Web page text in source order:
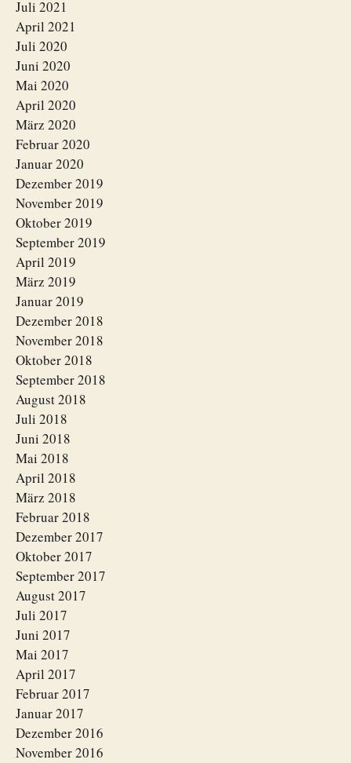
Juli 2021
April 2021
Juli 2020
Juni 2020
Mai 2020
April 2020
März 2020
Februar 2020
Januar 2020
Dezember 2019
November 2019
Oktober 2019
September 2019
April 2019
März 2019
Januar 2019
Dezember 2018
November 2018
Oktober 2018
September 2018
August 2018
Juli 2018
Juni 2018
Mai 2018
April 2018
März 2018
Februar 2018
Dezember 2017
Oktober 2017
September 2017
August 2017
Juli 2017
Juni 2017
Mai 2017
April 2017
Februar 2017
Januar 2017
Dezember 2016
November 2016